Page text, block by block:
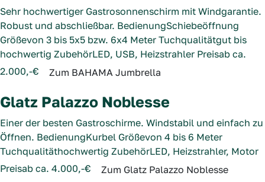
Sehr hochwertiger Gastrosonnenschirm mit Windgarantie.
Robust und abschließbar. BedienungSchiebeöffnung
Größevon 3 bis 5x5 bzw. 6x4 Meter Tuchqualitätgut bis
hochwertig ZubehörLED, USB, Heizstrahler Preisab ca.
2.000,-€
Zum BAHAMA Jumbrella
Glatz Palazzo Noblesse
Einer der besten Gastroschirme. Windstabil und einfach zu
Öffnen. BedienungKurbel Größevon 4 bis 6 Meter
Tuchqualitäthochwertig ZubehörLED, Heizstrahler, Motor
Preisab ca. 4.000,-€ Zum Glatz Palazzo Noblesse